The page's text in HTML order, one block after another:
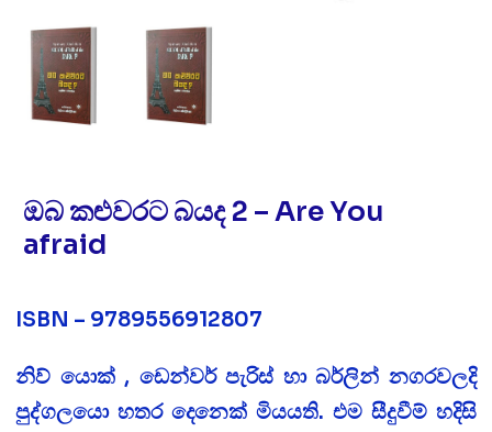
ඔබ කළුවරට බයද 2 – Are You
afraid
ISBN – 9789556912807
නිව් යොක් , ඩෙන්වර් පැරිස් හා බර්ලින් නගරවලදි
පුද්ගලයො හතර දෙනෙක් මියයති. එම සීදුවීම් හදිසි